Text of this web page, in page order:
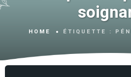
HOME ÉTIQUETTE :